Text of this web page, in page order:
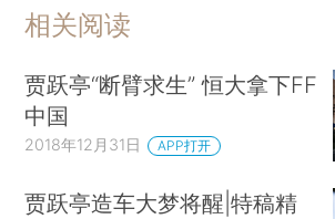
相关阅读
贾跃亭“断臂求生” 恒大拿下FF
中国
2018年12月31日 APP打开
贾跃亭造车大梦将醒|特稿精